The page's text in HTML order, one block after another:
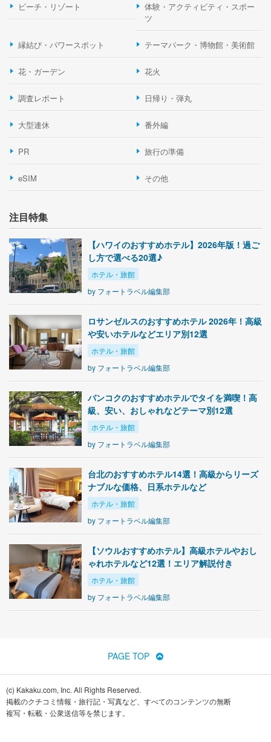
ビーチ・リゾート
体験・アクティビティ・スポー
ツ
縁結び・パワースポット テーマパーク・博物館・美術館
花・ガーデン 花火
調査レポート 日帰り・弾丸
大型連休 番外編
PR 旅行の準備
eSIM その他
注目特集
【ハワイのおすすめホテル】2026年版！過ご
し方で選べる20選♪
ホテル・旅館
by フォートラベル編集部
ロサンゼルスのおすすめホテル 2026年！高級
や安いホテルなどエリア別12選
ホテル・旅館
by フォートラベル編集部
バンコクのおすすめホテルでタイを満喫！高
級、安い、おしゃれなどテーマ別12選
ホテル・旅館
by フォートラベル編集部
台北のおすすめホテル14選！高級からリーズ
ナブルな価格、日系ホテルなど
ホテル・旅館
by フォートラベル編集部
【ソウルおすすめホテル】高級ホテルやおし
ゃれホテルなど12選！エリア解説付き
ホテル・旅館
by フォートラベル編集部
PAGE TOP
(c) Kakaku.com, Inc. All Rights Reserved.
掲載のクチコミ情報・旅行記・写真など、すべてのコンテンツの無断
複写・転載・公衆送信等を禁じます。